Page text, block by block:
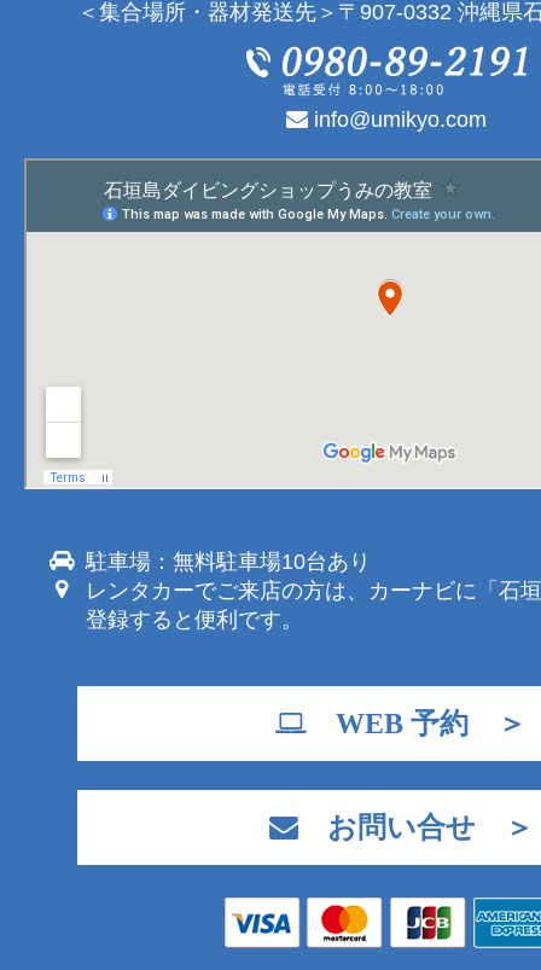
＜集合場所・器材発送先＞〒907-0332 沖縄県
info@umikyo.com
駐車場：無料駐車場10台あり
レンタカーでご来店の方は、カーナビに「石
登録すると便利です。
WEB 予約 ＞
お問い合せ ＞